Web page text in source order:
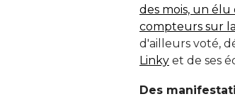
des mois, un
compteurs sur
d'ailleurs voté,
Linky et de ses
Des